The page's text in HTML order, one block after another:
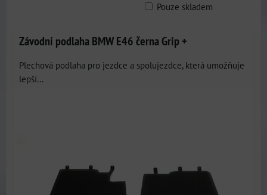
Pouze skladem
Závodní podlaha BMW E46 černa Grip +
Plechová podlaha pro jezdce a spolujezdce, která umožňuje
lepší...